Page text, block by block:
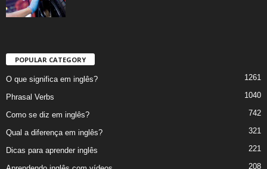
POPULAR CATEGORY
O que significa em inglês? 1261
Phrasal Verbs 1040
Como se diz em inglês? 742
Qual a diferença em inglês? 321
Dicas para aprender inglês 221
208